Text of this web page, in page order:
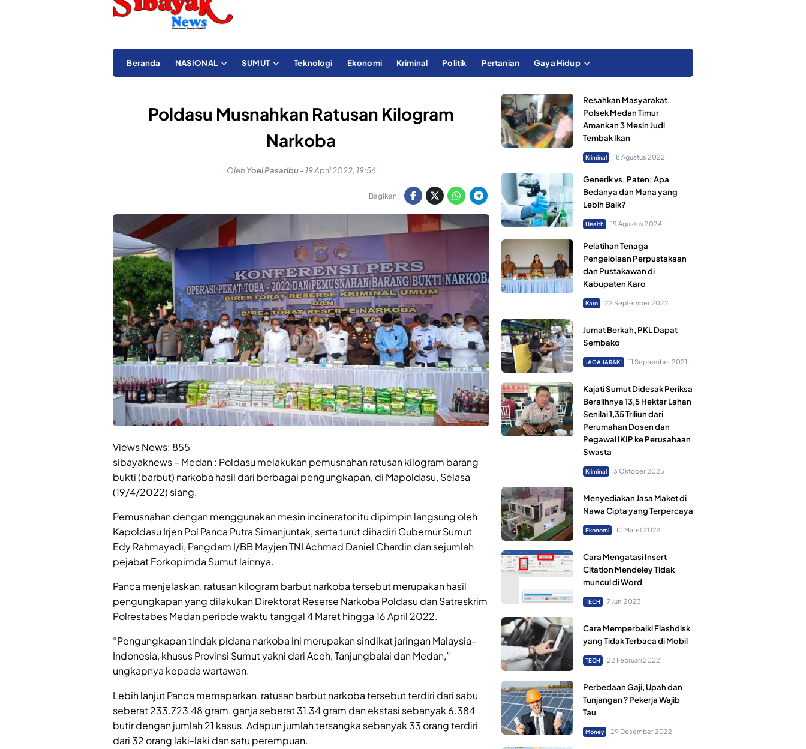
Beranda NASIONAL SUMUT Teknologi Ekonomi Kriminal Politik Pertanian Gaya Hidup
Poldasu Musnahkan Ratusan Kilogram
Narkoba
Oleh Yoel Pasaribu - 19 April 2022, 19:56
Bagikan:
Views News: 855
sibayaknews – Medan : Poldasu melakukan pemusnahan ratusan kilogram barang
bukti (barbut) narkoba hasil dari berbagai pengungkapan, di Mapoldasu, Selasa
(19/4/2022) siang.
Pemusnahan dengan menggunakan mesin incinerator itu dipimpin langsung oleh
Kapoldasu Irjen Pol Panca Putra Simanjuntak, serta turut dihadiri Gubernur Sumut
Edy Rahmayadi, Pangdam I/BB Mayjen TNI Achmad Daniel Chardin dan sejumlah
pejabat Forkopimda Sumut lainnya.
Panca menjelaskan, ratusan kilogram barbut narkoba tersebut merupakan hasil
pengungkapan yang dilakukan Direktorat Reserse Narkoba Poldasu dan Satreskrim
Polrestabes Medan periode waktu tanggal 4 Maret hingga 16 April 2022.
“Pengungkapan tindak pidana narkoba ini merupakan sindikat jaringan Malaysia-
Indonesia, khusus Provinsi Sumut yakni dari Aceh, Tanjungbalai dan Medan,”
ungkapnya kepada wartawan.
Lebih lanjut Panca memaparkan, ratusan barbut narkoba tersebut terdiri dari sabu
seberat 233.723,48 gram, ganja seberat 31,34 gram dan ekstasi sebanyak 6.384
butir dengan jumlah 21 kasus. Adapun jumlah tersangka sebanyak 33 orang terdiri
dari 32 orang laki-laki dan satu perempuan.
Resahkan Masyarakat,
Polsek Medan Timur
Amankan 3 Mesin Judi
Tembak Ikan
Kriminal 18 Agustus 2022
Generik vs. Paten: Apa
Bedanya dan Mana yang
Lebih Baik?
Health 19 Agustus 2024
Pelatihan Tenaga
Pengelolaan Perpustakaan
dan Pustakawan di
Kabupaten Karo
Karo 22 September 2022
Jumat Berkah, PKL Dapat
Sembako
JAGA JARAK! 11 September 2021
Kajati Sumut Didesak Periksa
Beralihnya 13,5 Hektar Lahan
Senilai 1,35 Triliun dari
Perumahan Dosen dan
Pegawai IKIP ke Perusahaan
Swasta
Kriminal 3 Oktober 2025
Menyediakan Jasa Maket di
Nawa Cipta yang Terpercaya
Ekonomi 10 Maret 2024
Cara Mengatasi Insert
Citation Mendeley Tidak
muncul di Word
TECH 7 Juni 2023
Cara Memperbaiki Flashdisk
yang Tidak Terbaca di Mobil
TECH 22 Februari 2022
Perbedaan Gaji, Upah dan
Tunjangan ? Pekerja Wajib
Tau
Money 29 Desember 2022